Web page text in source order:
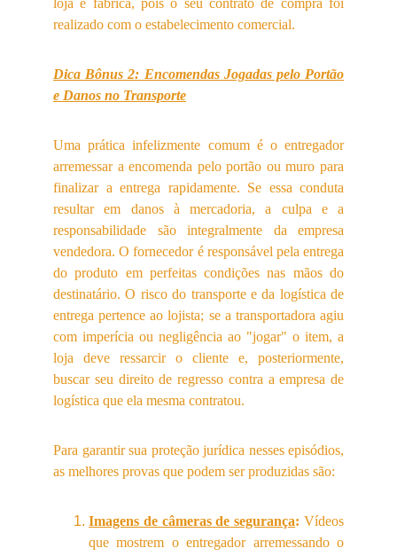
loja e fábrica, pois o seu contrato de compra foi
realizado com o estabelecimento comercial.
Dica Bônus 2: Encomendas Jogadas pelo Portão
e Danos no Transporte
Uma prática infelizmente comum é o entregador
arremessar a encomenda pelo portão ou muro para
finalizar a entrega rapidamente. Se essa conduta
resultar em danos à mercadoria, a culpa e a
responsabilidade são integralmente da empresa
vendedora. O fornecedor é responsável pela entrega
do produto em perfeitas condições nas mãos do
destinatário. O risco do transporte e da logística de
entrega pertence ao lojista; se a transportadora agiu
com imperícia ou negligência ao "jogar" o item, a
loja deve ressarcir o cliente e, posteriormente,
buscar seu direito de regresso contra a empresa de
logística que ela mesma contratou.
Para garantir sua proteção jurídica nesses episódios,
as melhores provas que podem ser produzidas são:
Imagens de câmeras de segurança: Vídeos
que mostrem o entregador arremessando o